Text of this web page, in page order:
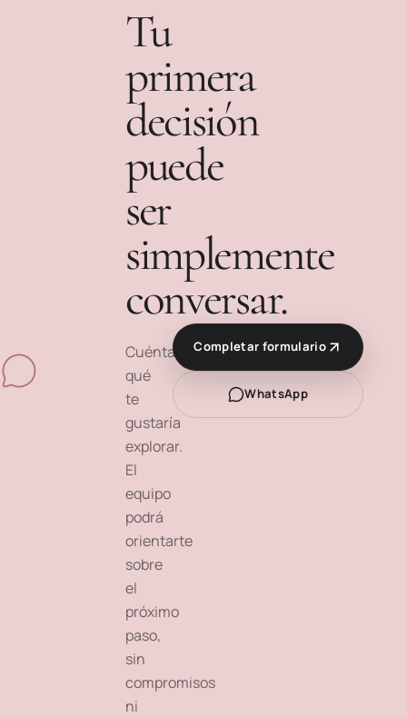
Tu
primera
decisión
puede
ser
simplemente
conversar.
Cuéntanos
qué
te
gustaría
explorar.
El
equipo
podrá
orientarte
sobre
el
próximo
paso,
sin
compromisos
ni
Completar formulario
WhatsApp